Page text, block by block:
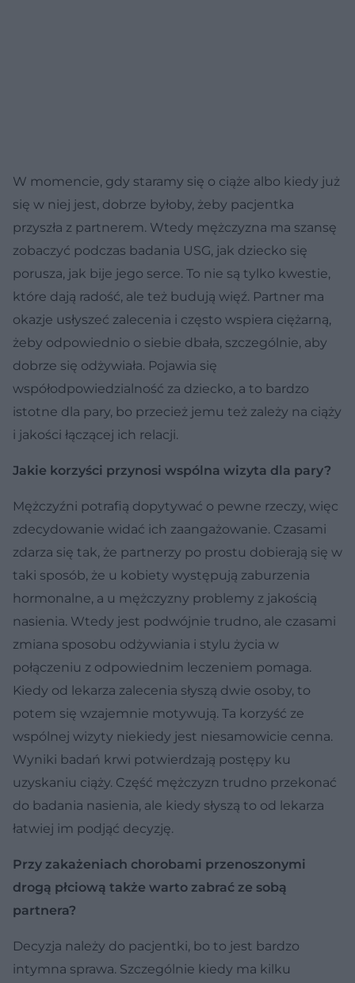
W momencie, gdy staramy się o ciąże albo kiedy już
się w niej jest, dobrze byłoby, żeby pacjentka
przyszła z partnerem. Wtedy mężczyzna ma szansę
zobaczyć podczas badania USG, jak dziecko się
porusza, jak bije jego serce. To nie są tylko kwestie,
które dają radość, ale też budują więź. Partner ma
okazje usłyszeć zalecenia i często wspiera ciężarną,
żeby odpowiednio o siebie dbała, szczególnie, aby
dobrze się odżywiała. Pojawia się
współodpowiedzialność za dziecko, a to bardzo
istotne dla pary, bo przecież jemu też zależy na ciąży
i jakości łączącej ich relacji.
Jakie korzyści przynosi wspólna wizyta dla pary?
Mężczyźni potrafią dopytywać o pewne rzeczy, więc
zdecydowanie widać ich zaangażowanie. Czasami
zdarza się tak, że partnerzy po prostu dobierają się w
taki sposób, że u kobiety występują zaburzenia
hormonalne, a u mężczyzny problemy z jakością
nasienia. Wtedy jest podwójnie trudno, ale czasami
zmiana sposobu odżywiania i stylu życia w
połączeniu z odpowiednim leczeniem pomaga.
Kiedy od lekarza zalecenia słyszą dwie osoby, to
potem się wzajemnie motywują. Ta korzyść ze
wspólnej wizyty niekiedy jest niesamowicie cenna.
Wyniki badań krwi potwierdzają postępy ku
uzyskaniu ciąży. Część mężczyzn trudno przekonać
do badania nasienia, ale kiedy słyszą to od lekarza
łatwiej im podjąć decyzję.
Przy zakażeniach chorobami przenoszonymi
drogą płciową także warto zabrać ze sobą
partnera?
Decyzja należy do pacjentki, bo to jest bardzo
intymna sprawa. Szczególnie kiedy ma kilku